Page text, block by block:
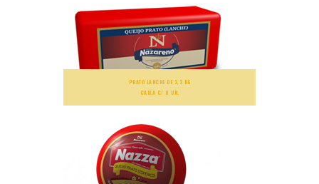
PRATO LANCHE DE 3,3 KG
CAIXA C/ 8 UN.